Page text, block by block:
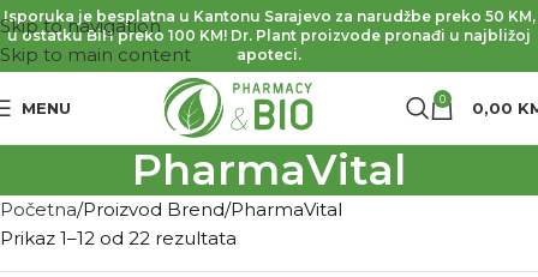
Skip to navigation
Skip to main content
Isporuka je besplatna u Kantonu Sarajevo za narudžbe preko 50 KM,
u ostatku BiH preko 100 KM! Dr. Plant proizvode pronađi u najbližoj
apoteci.
MENU 0 0,00
PharmaVital
Početna Proizvod Brend PharmaVital
Prikaz 1–12 od 22 rezultata